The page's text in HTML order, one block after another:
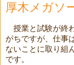
厚木メガソ
授業と試験が終
がちですが、仕事
ないことに取り組
です。